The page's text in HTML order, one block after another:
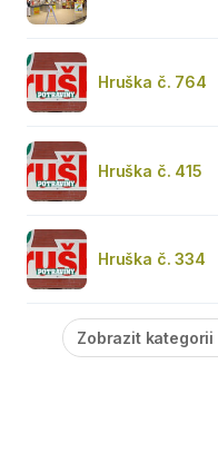
Hruška č. 764
Hruška č. 415
Hruška č. 334
Zobrazit kategorii